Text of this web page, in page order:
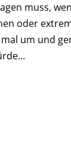
muss,
oder
um und